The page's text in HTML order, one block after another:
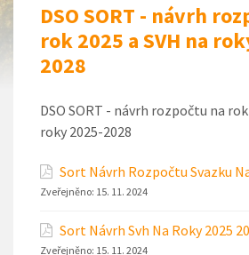
DSO SORT - návrh
rok 2025 a SVH na
2028
DSO SORT - návrh rozpočtu na rok
roky 2025-2028
Sort Návrh Rozpočtu Svazku
Zveřejněno: 15. 11. 2024
Sort Návrh Svh Na Roky 2025
Zveřejněno: 15. 11. 2024